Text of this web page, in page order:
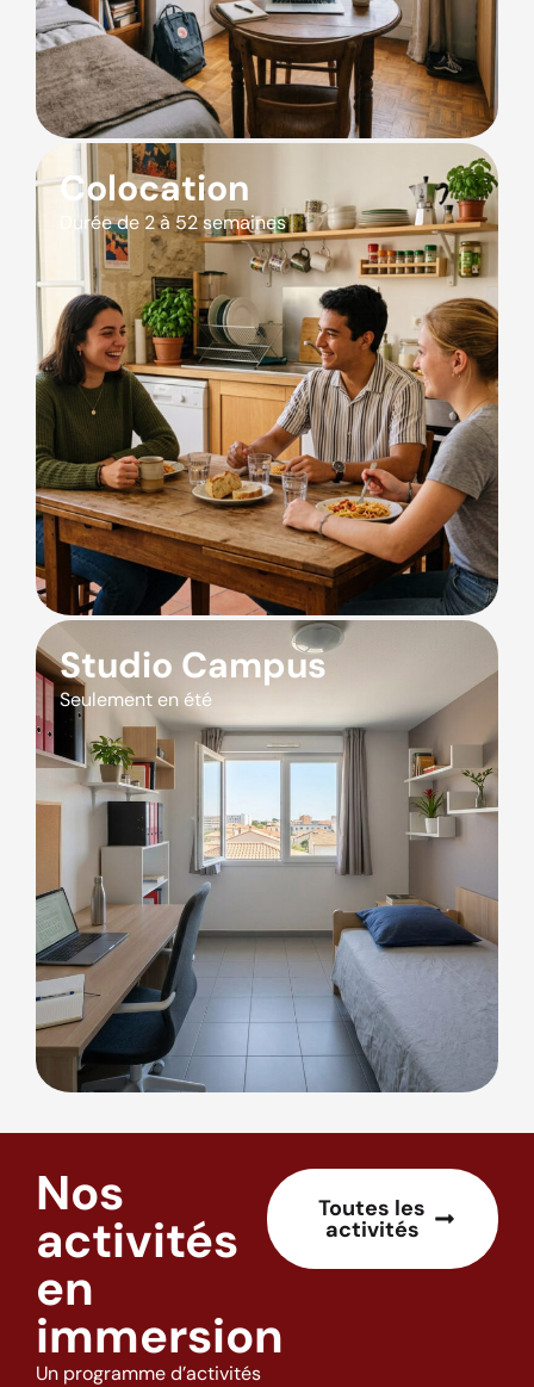
Colocation
Durée de 2 à 52 semaines
Studio Campus
Seulement en été
Nos
activités
en
immersion
Un programme d’activités
Toutes les
activités